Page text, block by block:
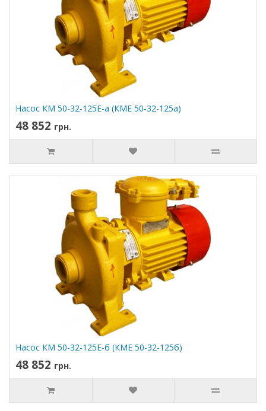
Насос КМ 50-32-125Е-а (КМЕ 50-32-125а)
48 852 грн.
Насос КМ 50-32-125Е-б (КМЕ 50-32-125б)
48 852 грн.